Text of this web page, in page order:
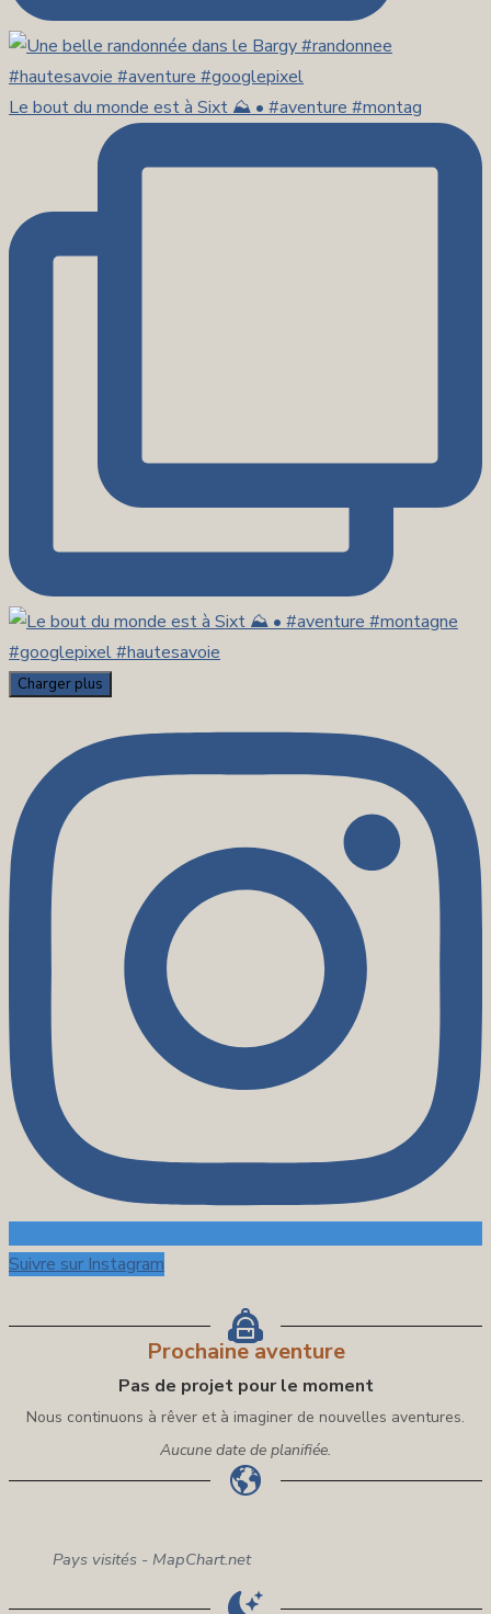
Le bout du monde est à Sixt ⛰️ • #aventure #montag
Charger plus
Suivre sur Instagram
Prochaine aventure
Pas de projet pour le moment
Nous continuons à rêver et à imaginer de nouvelles aventures.
Aucune date de planifiée.
Pays visités - MapChart.net